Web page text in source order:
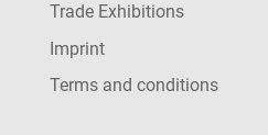
Trade Exhibitions
Imprint
Terms and conditions